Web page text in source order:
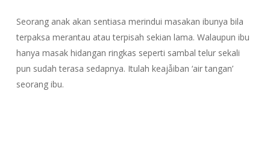
Seorang anak akan sentiasa merindui masakan ibunya bila
terpaksa merantau atau terpisah sekian lama. Walaupun ibu
hanya masak hidangan ringkas seperti sambal telur sekali
pun sudah terasa sedapnya. Itulah keajẫiban ‘air tangan’
seorang ibu.